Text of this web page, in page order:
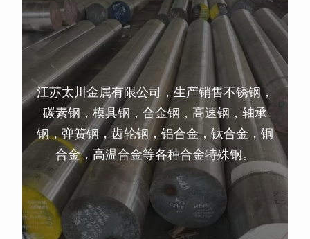
江苏太川金属有限公司，生产销售不锈钢，
碳素钢，模具钢，合金钢，高速钢，轴承
钢，弹簧钢，齿轮钢，铝合金，钛合金，铜
合金，高温合金等各种合金特殊钢。